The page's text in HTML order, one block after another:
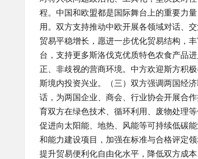
程。中国和欧盟都是国际舞台上的重要力
用。双方支持推动中欧开展各领域对话、
贸易平稳增长，愿进一步优化贸易结构，
台，支持更多斯洛伐克优质特色农食产品
正、非歧视的营商环境。中方欢迎斯方积
斯境内投资兴业。（三）双方强调两国经
话，为两国企业、商会、行业协会开展合
育双方在绿色技术、循环利用、废物处理
促进向太阳能、地热、风能等可持续低碳
和能力建设项目，加强在标准与合格评定
提升贸易便利化自由化水平，降低双方成